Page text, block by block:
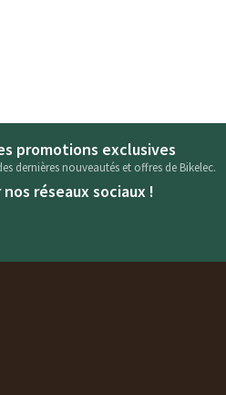
promotions exclusives
dernières nouveautés et offres de Bikelec.
réseaux sociaux !